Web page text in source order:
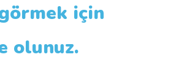
için
olunuz.